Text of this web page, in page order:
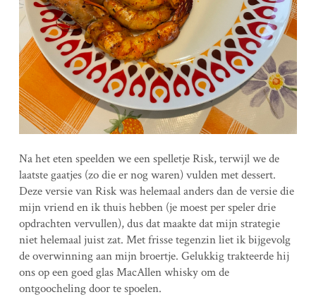
Na het eten speelden we een spelletje Risk, terwijl we de
laatste gaatjes (zo die er nog waren) vulden met dessert.
Deze versie van Risk was helemaal anders dan de versie die
mijn vriend en ik thuis hebben (je moest per speler drie
opdrachten vervullen), dus dat maakte dat mijn strategie
niet helemaal juist zat. Met frisse tegenzin liet ik bijgevolg
de overwinning aan mijn broertje. Gelukkig trakteerde hij
ons op een goed glas MacAllen whisky om de
ontgoocheling door te spoelen.